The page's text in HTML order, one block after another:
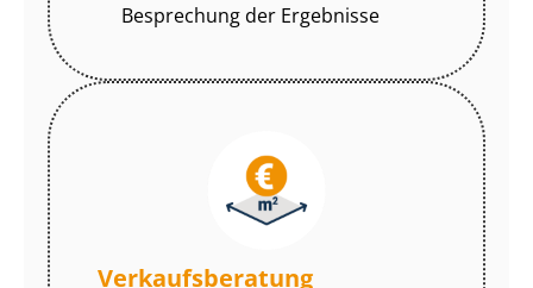
Besprechung der Ergebnisse
Ver­kaufs­be­ra­tung